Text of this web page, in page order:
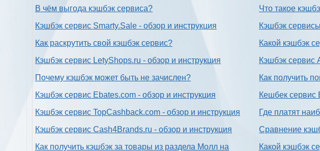
В чём выгода кэшбэк сервиса?
Кэшбэк сервис Smarty.Sale - обзор и инструкция
Как раскрутить свой кэшбэк сервис?
Кэшбэк сервис LetyShops.ru - обзор и инструкция
Почему кэшбэк может быть не зачислен?
Кэшбэк сервис Ebates.com - обзор и инструкция
Кэшбэк сервис TopCashback.com - обзор и инструкция
Кэшбэк сервис Cash4Brands.ru - обзор и инструкция
Как получить кэшбэк за товары из раздела Молл на
Что такое
Кэшбэк
Какой кэшбэк
Кэшбэк сервис
Как получить
Кешбек сервис
Где платят
Сравнение
Какой кэшбэк